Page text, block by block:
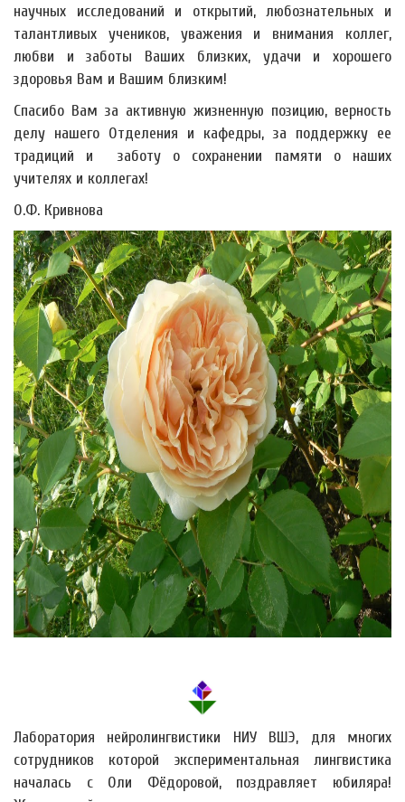
научных исследований и открытий, любознательных и
талантливых учеников, уважения и внимания коллег,
любви и заботы Ваших близких, удачи и хорошего
здоровья Вам и Вашим близким!
Спасибо Вам за активную жизненную позицию, верность
делу нашего Отделения и кафедры, за поддержку ее
традиций и заботу о сохранении памяти о наших
учителях и коллегах!
О.Ф. Кривнова
Лаборатория нейролингвистики НИУ ВШЭ, для многих
сотрудников которой экспериментальная лингвистика
началась с Оли Фёдоровой, поздравляет юбиляра!